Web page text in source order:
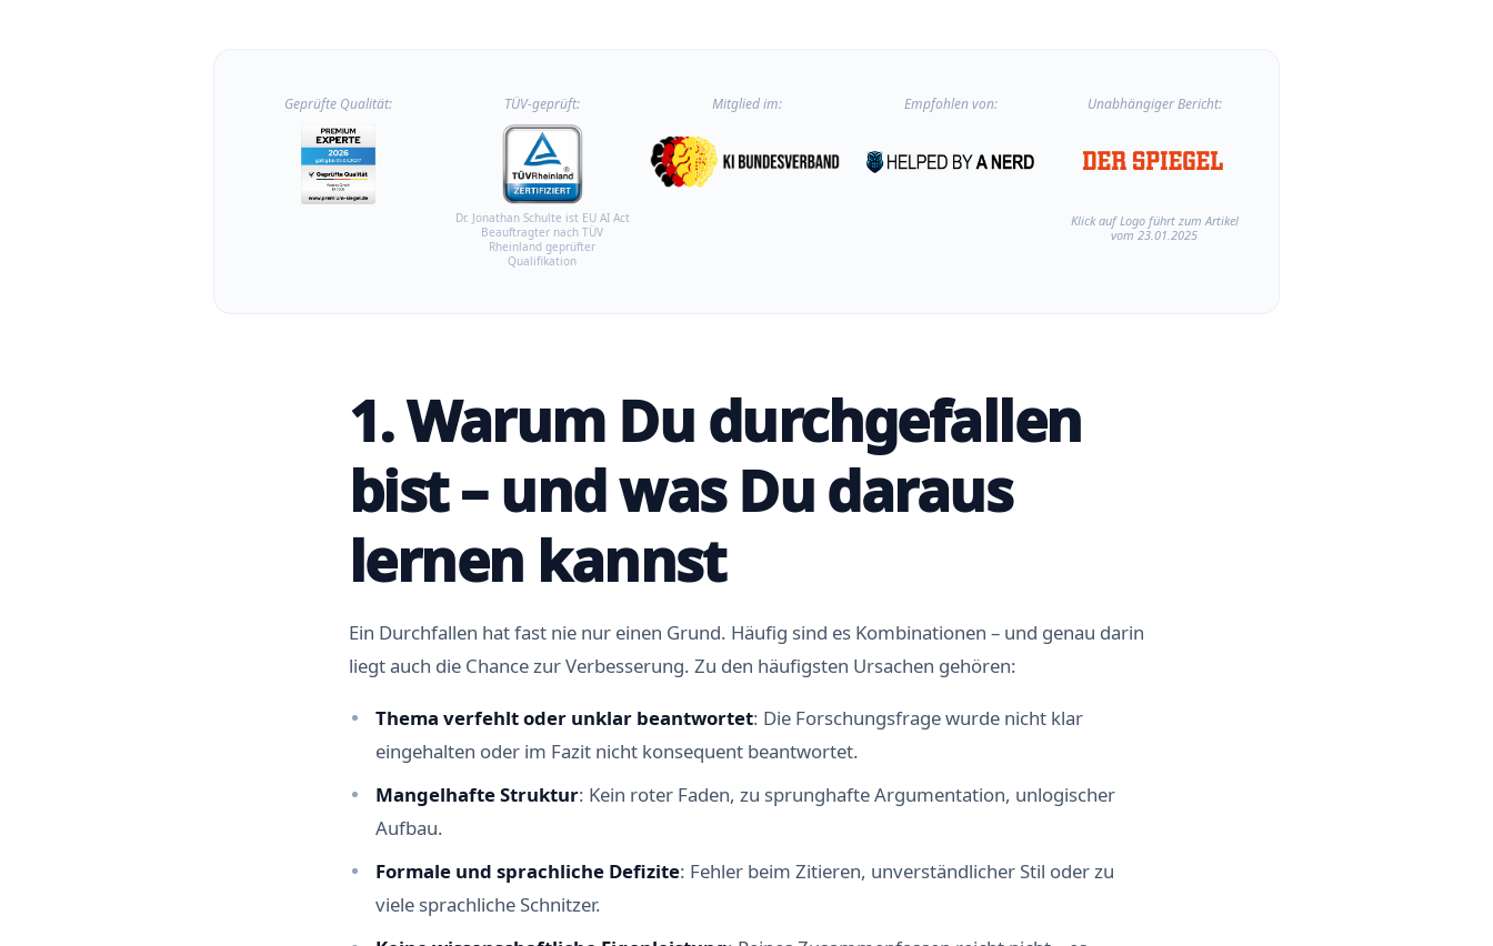
Geprüfte Qualität: TÜV-geprüft:
Dr. Jonathan Schulte ist EU AI Act
Beauftragter nach TÜV
Rheinland geprüfter
Qualifikation
Mitglied im: Empfohlen von: Unabhängiger Bericht:
Klick auf Logo führt zum Artikel
vom 23.01.2025
1. Warum Du durchgefallen
bist – und was Du daraus
lernen kannst
Ein Durchfallen hat fast nie nur einen Grund. Häufig sind es Kombinationen – und genau darin
liegt auch die Chance zur Verbesserung. Zu den häufigsten Ursachen gehören:
Thema verfehlt oder unklar beantwortet: Die Forschungsfrage wurde nicht klar
eingehalten oder im Fazit nicht konsequent beantwortet.
Mangelhafte Struktur: Kein roter Faden, zu sprunghafte Argumentation, unlogischer
Aufbau.
Formale und sprachliche Defizite: Fehler beim Zitieren, unverständlicher Stil oder zu
viele sprachliche Schnitzer.